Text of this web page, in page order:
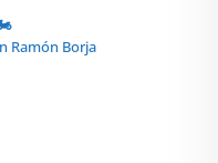
Ramón Borja